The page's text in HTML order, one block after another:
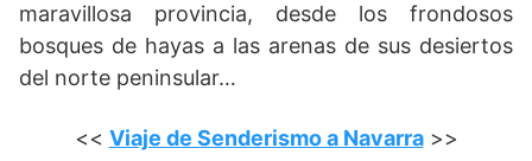
maravillosa provincia, desde los frondosos
bosques de hayas a las arenas de sus desiertos
del norte peninsular…
<< Viaje de Senderismo a Navarra>>